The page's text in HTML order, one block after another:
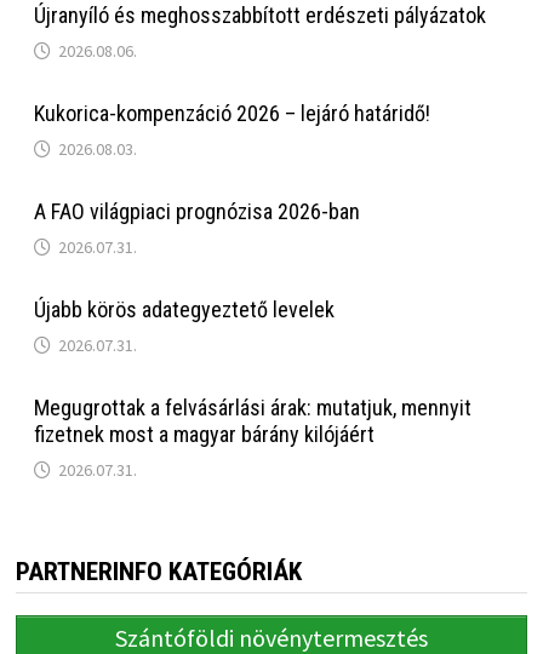
Újranyíló és meghosszabbított erdészeti pályázatok
2026.08.06.
Kukorica-kompenzáció 2026 – lejáró határidő!
2026.08.03.
A FAO világpiaci prognózisa 2026-ban
2026.07.31.
Újabb körös adategyeztető levelek
2026.07.31.
Megugrottak a felvásárlási árak: mutatjuk, mennyit
fizetnek most a magyar bárány kilójáért
2026.07.31.
PARTNERINFO KATEGÓRIÁK
Szántóföldi növénytermesztés